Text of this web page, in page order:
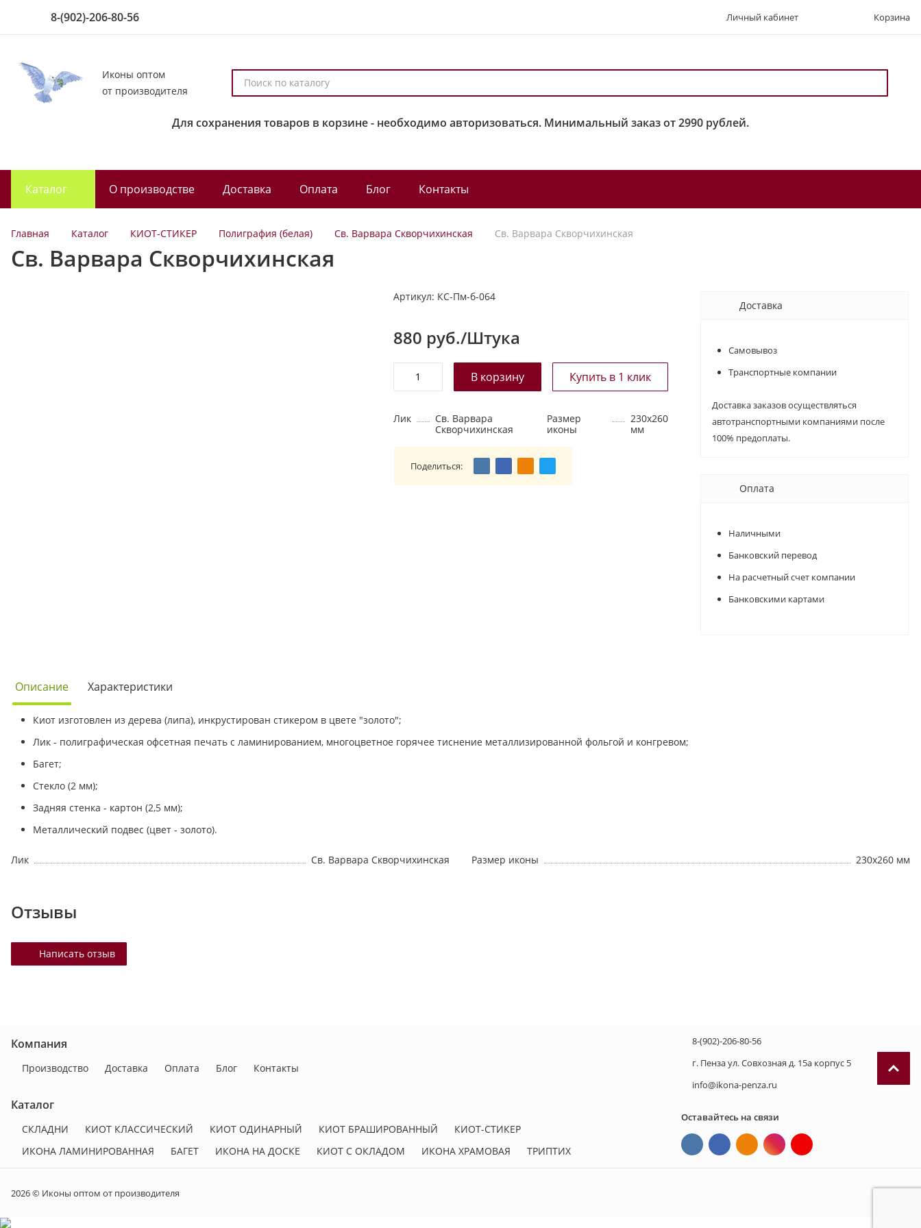
8-(902)-206-80-56 Личный кабинет Корзина
Иконы оптом
от производителя
о
с
к
а
а
л
Для сохранения товаров в корзине - необходимо авторизоваться. Минимальный заказ от 2990 рублей.
Каталог О производстве Доставка Оплата Блог Контакты
Главная Каталог КИОТ-СТИКЕР Полиграфия (белая) Св. Варвара Скворчихинская Св. Варвара Скворчихинская
Св. Варвара Скворчихинская
Артикул: КС-Пм-б-064
880 руб./Штука
Лик
Св. Варвара
Скворчихинская
Размер
иконы
230х260
мм
Поделиться:
Доставка
Самовывоз
Транспортные компании
Доставка заказов осуществляться
автотранспортными компаниями после
100% предоплаты.
Оплата
Наличными
Банковский перевод
На расчетный счет компании
Банковскими картами
Описание Характеристики
Киот изготовлен из дерева (липа), инкрустирован стикером в цвете "золото";
Лик - полиграфическая офсетная печать с ламинированием, многоцветное горячее тиснение металлизированной фольгой и конгревом;
Багет;
Стекло (2 мм);
Задняя стенка - картон (2,5 мм);
Металлический подвес (цвет - золото).
Лик Св. Варвара Скворчихинская Размер иконы 230х260 мм
Отзывы
Написать отзыв
Компания
Производство Доставка Оплата Блог Контакты
Каталог
СКЛАДНИ КИОТ КЛАССИЧЕСКИЙ КИОТ ОДИНАРНЫЙ КИОТ БРАШИРОВАННЫЙ
КИОТ-СТИКЕР
ИКОНА ЛАМИНИРОВАННАЯ
БАГЕТ ИКОНА НА ДОСКЕ КИОТ С ОКЛАДОМ ИКОНА ХРАМОВАЯ ТРИПТИХ
8-(902)-206-80-56
г. Пенза ул. Совхозная д. 15а корпус 5
info@ikona-penza.ru
Оставайтесь на связи
2026 © Иконы оптом от производителя